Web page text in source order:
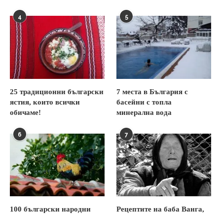
4
25 традиционни български
ястия, които всички
обичаме!
5
7 места в България с
басейни с топла
минерална вода
6
100 български народни
7
Рецептите на баба Ванга,